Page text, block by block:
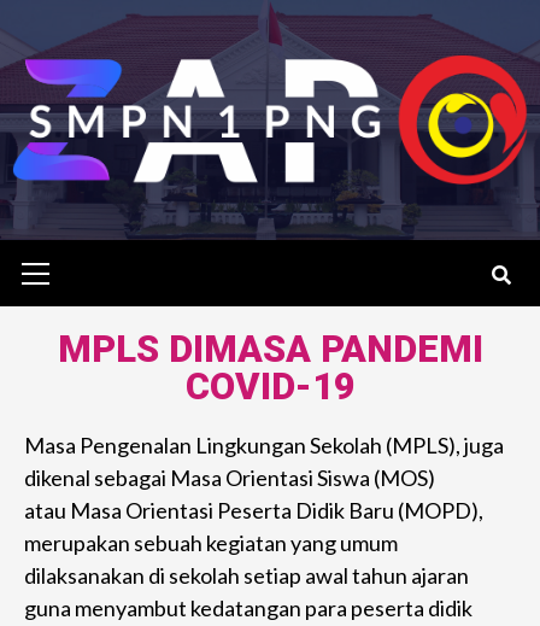
MPLS DIMASA PANDEMI
COVID-19
Masa Pengenalan Lingkungan Sekolah (MPLS), juga
dikenal sebagai Masa Orientasi Siswa (MOS)
atau Masa Orientasi Peserta Didik Baru (MOPD),
merupakan sebuah kegiatan yang umum
dilaksanakan di sekolah setiap awal tahun ajaran
guna menyambut kedatangan para peserta didik